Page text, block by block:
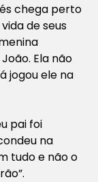
chega perto
de seus
Ela não
jogou ele na
pai foi
na
tudo e não o